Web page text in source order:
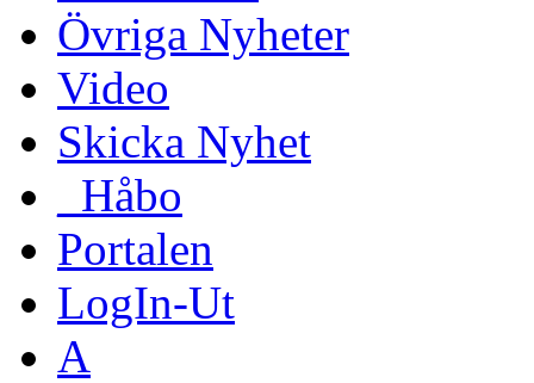
Övriga Nyheter
Video
Skicka Nyhet
_Håbo
Portalen
LogIn-Ut
A